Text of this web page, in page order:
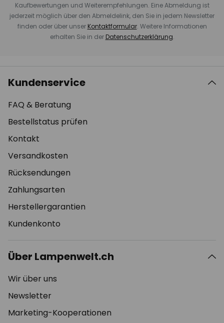
Kaufbewertungen und Weiterempfehlungen. Eine Abmeldung ist
jederzeit möglich über den Abmeldelink, den Sie in jedem Newsletter
finden oder über unser Kontaktformular. Weitere Informationen
erhalten Sie in der Datenschutzerklärung.
Kundenservice
FAQ & Beratung
Bestellstatus prüfen
Kontakt
Versandkosten
Rücksendungen
Zahlungsarten
Herstellergarantien
Kundenkonto
Über Lampenwelt.ch
Wir über uns
Newsletter
Marketing-Kooperationen